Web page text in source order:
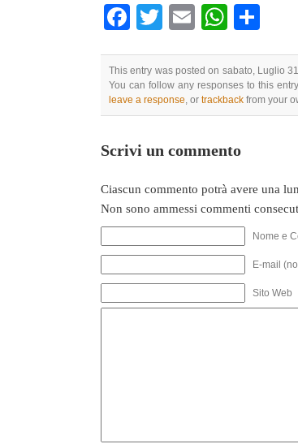
Facebook
TwitterEmail
This entry was posted on sabato, Luglio
You can follow any responses to this
leave a response, or trackback from your
Scrivi un commento
Ciascun commento potrà avere una
Non sono ammessi commenti
Nome e
E-mail
Sito Web